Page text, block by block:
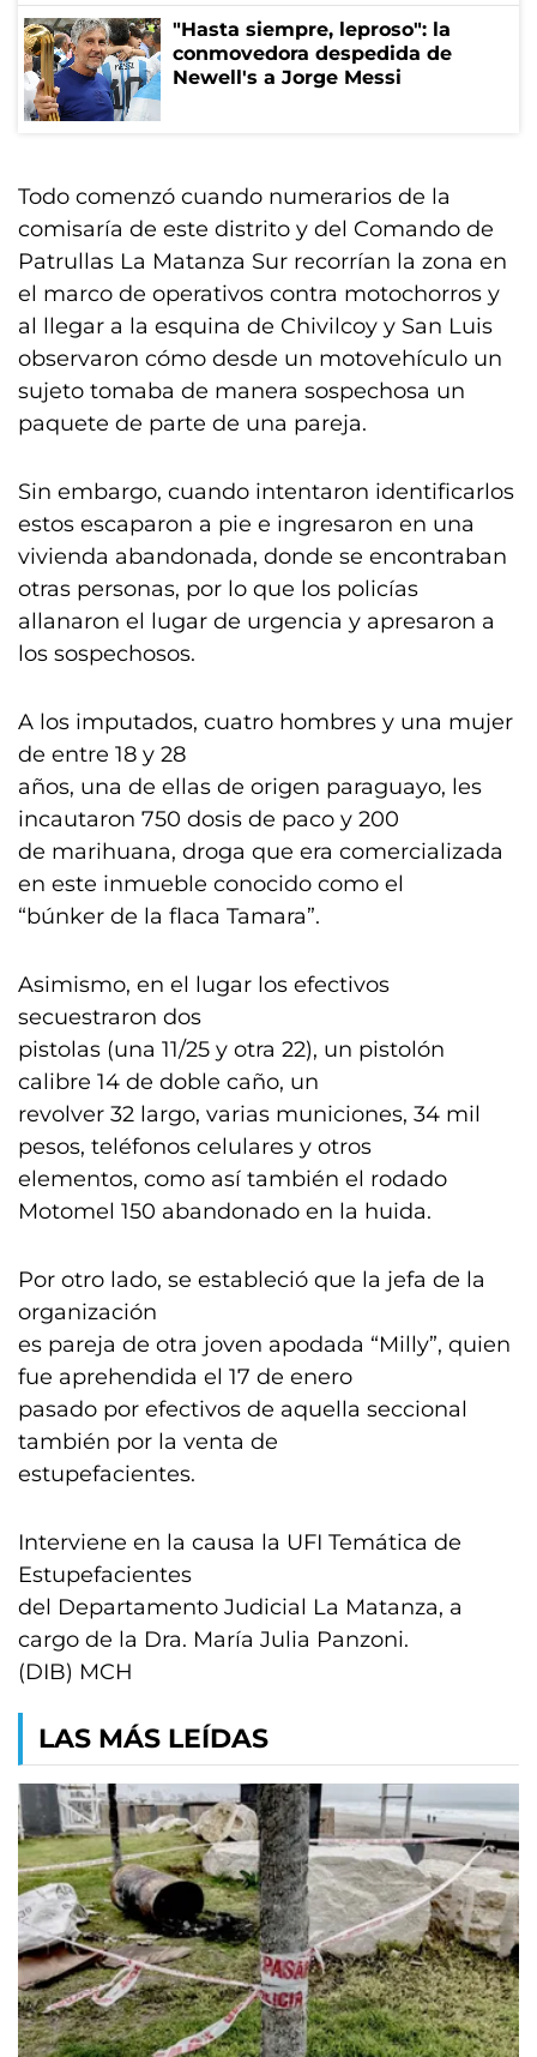
"Hasta siempre, leproso": la
conmovedora despedida de
Newell's a Jorge Messi
Todo comenzó cuando numerarios de la
comisaría de este distrito y del Comando de
Patrullas La Matanza Sur recorrían la zona en
el marco de operativos contra motochorros y
al llegar a la esquina de Chivilcoy y San Luis
observaron cómo desde un motovehículo un
sujeto tomaba de manera sospechosa un
paquete de parte de una pareja.
Sin embargo, cuando intentaron identificarlos
estos escaparon a pie e ingresaron en una
vivienda abandonada, donde se encontraban
otras personas, por lo que los policías
allanaron el lugar de urgencia y apresaron a
los sospechosos.
A los imputados, cuatro hombres y una mujer
de entre 18 y 28
años, una de ellas de origen paraguayo, les
incautaron 750 dosis de paco y 200
de marihuana, droga que era comercializada
en este inmueble conocido como el
“búnker de la flaca Tamara”.
Asimismo, en el lugar los efectivos
secuestraron dos
pistolas (una 11/25 y otra 22), un pistolón
calibre 14 de doble caño, un
revolver 32 largo, varias municiones, 34 mil
pesos, teléfonos celulares y otros
elementos, como así también el rodado
Motomel 150 abandonado en la huida.
Por otro lado, se estableció que la jefa de la
organización
es pareja de otra joven apodada “Milly”, quien
fue aprehendida el 17 de enero
pasado por efectivos de aquella seccional
también por la venta de
estupefacientes.
Interviene en la causa la UFI Temática de
Estupefacientes
del Departamento Judicial La Matanza, a
cargo de la Dra. María Julia Panzoni.
(DIB) MCH
LAS MÁS LEÍDAS